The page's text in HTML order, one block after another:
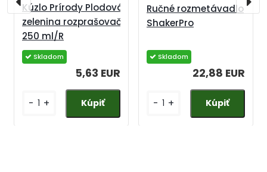
Kúzlo Prírody Plodová
zelenina rozprašovač
250 ml/R
5,63 EUR
- +
Ručné rozmetávadlo
ShakerPro
22,88 EUR
- +